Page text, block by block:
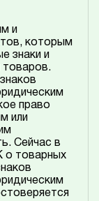
и
которым
знаки и
товаров.
право
или
Сейчас в
о товарных